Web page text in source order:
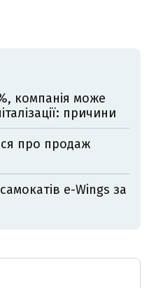
компанія може
причини
про продаж
e-Wings за